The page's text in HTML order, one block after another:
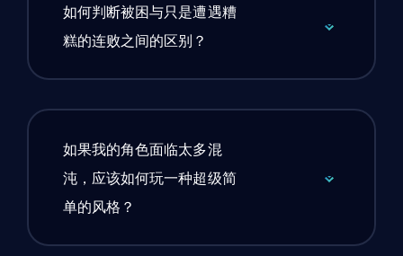
如何判断被困与只是遭遇糟
糕的连败之间的区别？
如果我的角色面临太多混
沌，应该如何玩一种超级简
单的风格？